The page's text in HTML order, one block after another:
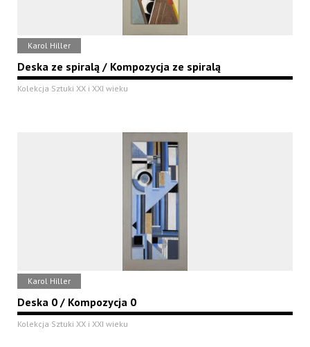
Karol Hiller
Deska ze spiralą / Kompozycja ze spiralą
Kolekcja Sztuki XX i XXI wieku
Karol Hiller
Deska 0 / Kompozycja 0
Kolekcja Sztuki XX i XXI wieku